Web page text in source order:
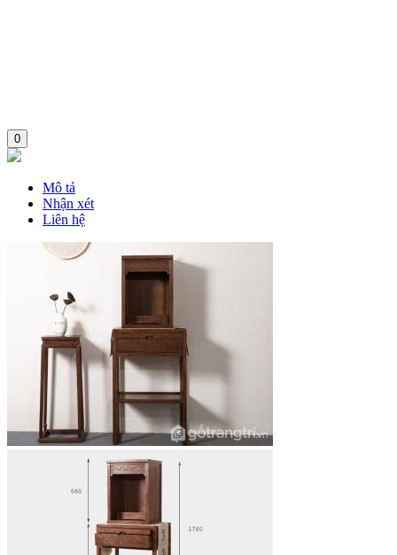
0
Mô tả
Nhận xét
Liên hệ